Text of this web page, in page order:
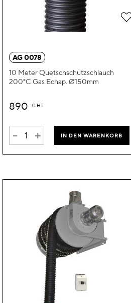
AG 0078
10 Meter Quetschschutzschlauch
200°C Gas Echap. Ø150mm
890 € HT
- + IN DEN WARENKORB